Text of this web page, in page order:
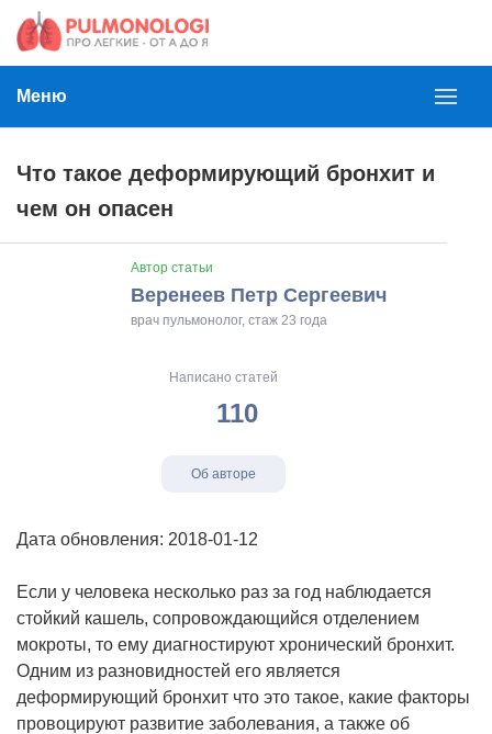
Меню
Что такое деформирующий бронхит и
чем он опасен
Автор статьи
Веренеев Петр Сергеевич
врач пульмонолог, стаж 23 года
Написано статей
110
Об авторе
Дата обновления: 2018-01-12
Если у человека несколько раз за год наблюдается
стойкий кашель, сопровождающийся отделением
мокроты, то ему диагностируют хронический бронхит.
Одним из разновидностей его является
деформирующий бронхит что это такое, какие факторы
провоцируют развитие заболевания, а также об